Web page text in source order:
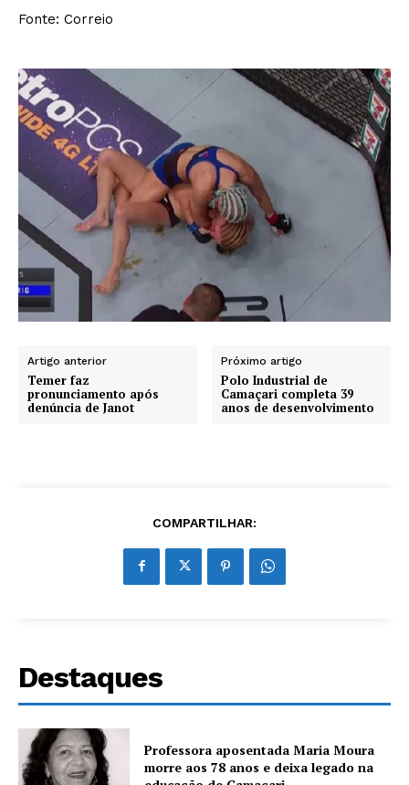
Fonte: Correio
Artigo anterior
Temer faz
pronunciamento após
denúncia de Janot
Próximo artigo
Polo Industrial de
Camaçari completa 39
anos de desenvolvimento
COMPARTILHAR:
Destaques
Professora aposentada Maria Moura
morre aos 78 anos e deixa legado na